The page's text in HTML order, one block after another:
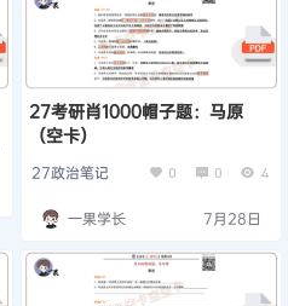
27考研肖1000帽子题：马原
（空卡）
27政治笔记 0 0 4
一果学长 7月28日